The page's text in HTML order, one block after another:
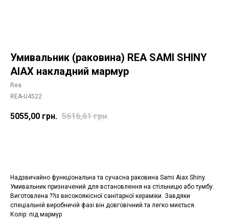
Умивальник (раковина) REA SAMI SHINY
AIAX накладний мармур
Rea
REA-U4522
5055,00 грн. 5616,61 грн.
Надзвичайно функціональна та сучасна раковина Sami Aiax Shiny.
Умивальник призначений для встановлення на стільницю або тумбу.
Виготовлена ??із високоякісної санітарної кераміки. Завдяки
спеціальній виробничій фазі він довговічний та легко миється.
Колір: під мармур